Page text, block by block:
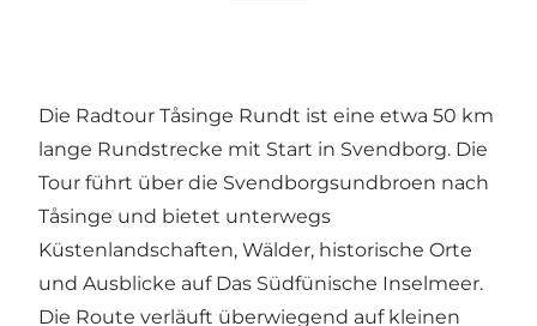
Die Radtour Tåsinge Rundt ist eine etwa 50 km
lange Rundstrecke mit Start in Svendborg. Die
Tour führt über die Svendborgsundbroen nach
Tåsinge und bietet unterwegs
Küstenlandschaften, Wälder, historische Orte
und Ausblicke auf Das Südfünische Inselmeer.
Die Route verläuft überwiegend auf kleinen